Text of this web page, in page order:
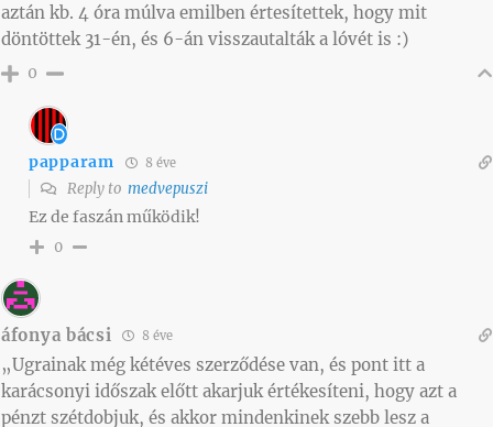
aztán kb. 4 óra múlva emilben értesítettek, hogy mit
döntöttek 31-én, és 6-án visszautalták a lóvét is :)
0
papparam 8 éve
Reply to medvepuszi
Ez de faszán működik!
0
áfonya bácsi 8 éve
„Ugrainak még kétéves szerződése van, és pont itt a
karácsonyi időszak előtt akarjuk értékesíteni, hogy azt a
pénzt szétdobjuk, és akkor mindenkinek szebb lesz a